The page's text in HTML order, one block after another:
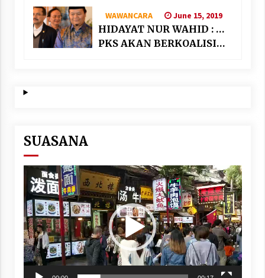
WAWANCARA June 15, 2019
HIDAYAT NUR WAHID : …
PKS AKAN BERKOALISI
SUASANA
Video
Player